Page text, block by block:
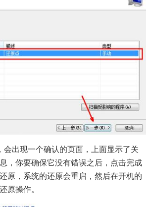
出现一个确认的页面，上面显示了关
，你要确保它没有错误之后，点击完成
原，系统的还原会重启，然后在开机的
原操作。